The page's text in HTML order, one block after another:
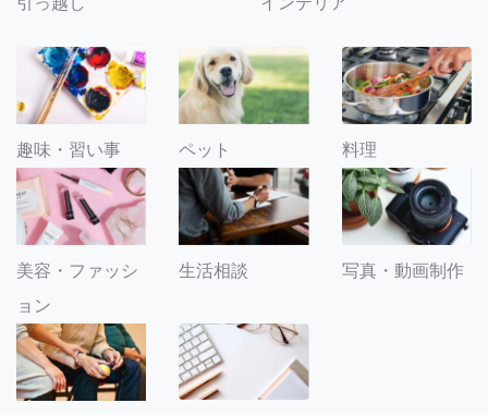
趣味・習い事 ペット 料理
美容・ファッシ
ョン
生活相談 写真・動画制作